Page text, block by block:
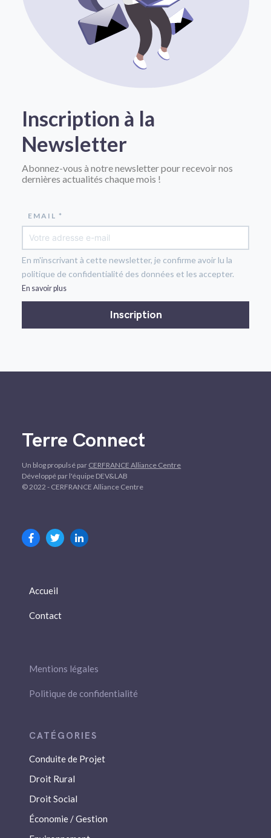
Inscription à la
Newsletter
Abonnez-vous à notre newsletter pour recevoir nos
dernières actualités chaque mois !
EMAIL *
En m'inscrivant à cette newsletter, je confirme avoir lu la
politique de confidentialité des données et les accepter.
En savoir plus
Terre Connect
Un blog propulsé par CERFRANCE Alliance Centre
Développé par l'équipe DEV&LAB
© 2022 - CERFRANCE Alliance Centre
Accueil
Contact
Mentions légales
Politique de confidentialité
Conduite de Projet
Droit Rural
Droit Social
Économie / Gestion